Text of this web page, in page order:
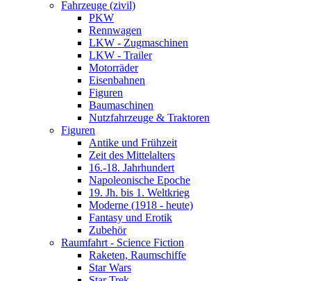
Fahrzeuge (zivil)
PKW
Rennwagen
LKW - Zugmaschinen
LKW - Trailer
Motorräder
Eisenbahnen
Figuren
Baumaschinen
Nutzfahrzeuge & Traktoren
Figuren
Antike und Frühzeit
Zeit des Mittelalters
16.-18. Jahrhundert
Napoleonische Epoche
19. Jh. bis 1. Weltkrieg
Moderne (1918 - heute)
Fantasy und Erotik
Zubehör
Raumfahrt - Science Fiction
Raketen, Raumschiffe
Star Wars